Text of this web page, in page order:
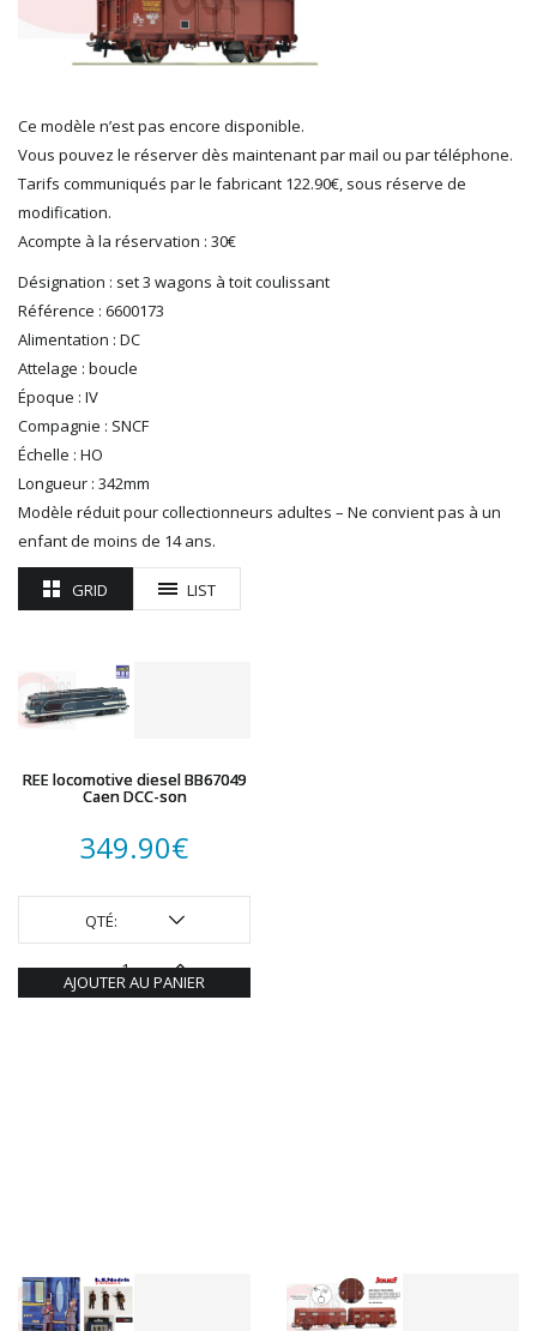
LS MODELS
NOVATEUR MODELES
PECO
PIKO
PN SUD MODELISME
PRINCE AUGUST
RÉGIONS ET COMPAGNIES
ROCO
ROTOMAGUS
ROUTE 87
TORTOISE
TRAINS OUEST
TRIX
VIESSMANN
WOODLAND SCENICS
XURON
Ce modèle n’est pas encore disponible.
Vous pouvez le réserver dès maintenant par mail ou par téléphone.
Tarifs communiqués par le fabricant 122.90€, sous réserve de
modification.
Acompte à la réservation : 30€
Désignation : set 3 wagons à toit coulissant
Référence : 6600173
Alimentation : DC
Attelage : boucle
Époque : IV
Compagnie : SNCF
Échelle : HO
Longueur : 342mm
Modèle réduit pour collectionneurs adultes – Ne convient pas à un
enfant de moins de 14 ans.
GRID LIST
REE locomotive diesel BB67049
Caen DCC-son
349.90€
QTÉ:
AJOUTER AU PANIER